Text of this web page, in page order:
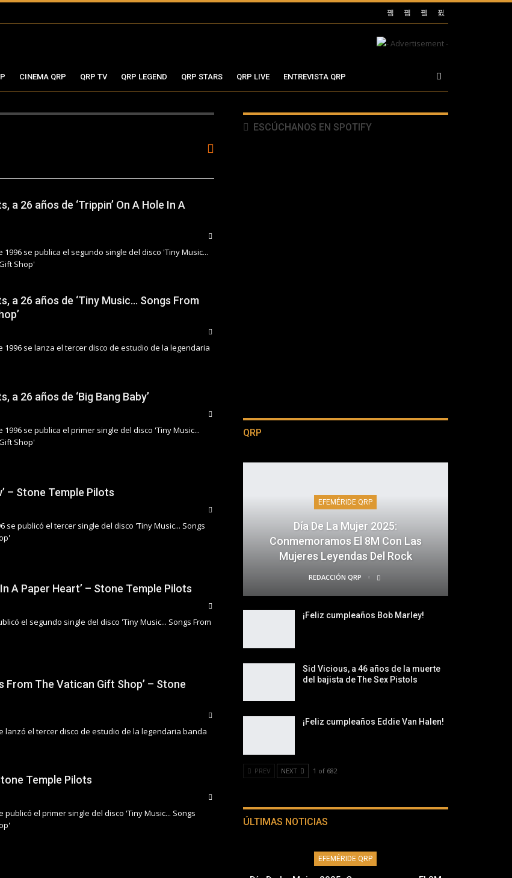
CINEMA QRP QRP TV QRP LEGEND QRP STARS QRP LIVE ENTREVISTA QRP
a 26 años de ‘Trippin’ On A Hole In A
se publica el segundo single del disco 'Tiny Music...
Shop'
a 26 años de ‘Tiny Music… Songs From
1996 se lanza el tercer disco de estudio de la legendaria
a 26 años de ‘Big Bang Baby’
se publica el primer single del disco 'Tiny Music...
Shop'
– Stone Temple Pilots
se publicó el tercer single del disco 'Tiny Music... Songs
In A Paper Heart’ – Stone Temple Pilots
el segundo single del disco 'Tiny Music... Songs From
From The Vatican Gift Shop’ – Stone
lanzó el tercer disco de estudio de la legendaria banda
Temple Pilots
publicó el primer single del disco 'Tiny Music... Songs
ESCÚCHANOS EN SPOTIFY
QRP
EFEMÉRIDE QRP
Día De La Mujer 2025:
Conmemoramos El 8M Con Las
Mujeres Leyendas Del Rock
REDACCIÓN QRP
¡Feliz cumpleaños Bob Marley!
Sid Vicious, a 46 años de la muerte
del bajista de The Sex Pistols
¡Feliz cumpleaños Eddie Van Halen!
PREV NEXT 1 of 682
ÚLTIMAS NOTICIAS
EFEMÉRIDE QRP